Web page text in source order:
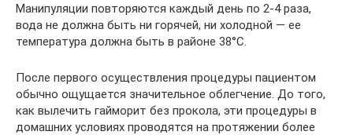
Манипуляции повторяются каждый день по 2-4 раза,
вода не должна быть ни горячей, ни холодной — ее
температура должна быть в районе 38°С.
После первого осуществления процедуры пациентом
обычно ощущается значительное облегчение. До того,
как вылечить гайморит без прокола, эти процедуры в
домашних условиях проводятся на протяжении более